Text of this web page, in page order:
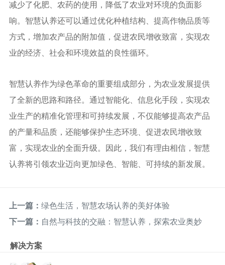
减少了化肥、农药的使用，降低了农业对环境的负面影
响。智慧认养还可以通过优化种植结构、提高作物品质等
方式，增加农产品的附加值，促进农民增收致富，实现农
业的经济、社会和环境效益的良性循环。
智慧认养作为绿色革命的重要组成部分，为农业发展提供
了全新的思路和路径。通过智能化、信息化手段，实现农
业生产的精准化管理和可持续发展，不仅能够提高农产品
的产量和品质，还能够保护生态环境、促进农民增收致
富，实现农业的全面升级。因此，我们有理由相信，智慧
认养将引领农业迈向更加绿色、智能、可持续的新发展。
上一篇： 绿色生活，智慧农场认养的美好体验
下一篇： 自然与科技的交融：智慧认养，探索农业奥妙
解决方案